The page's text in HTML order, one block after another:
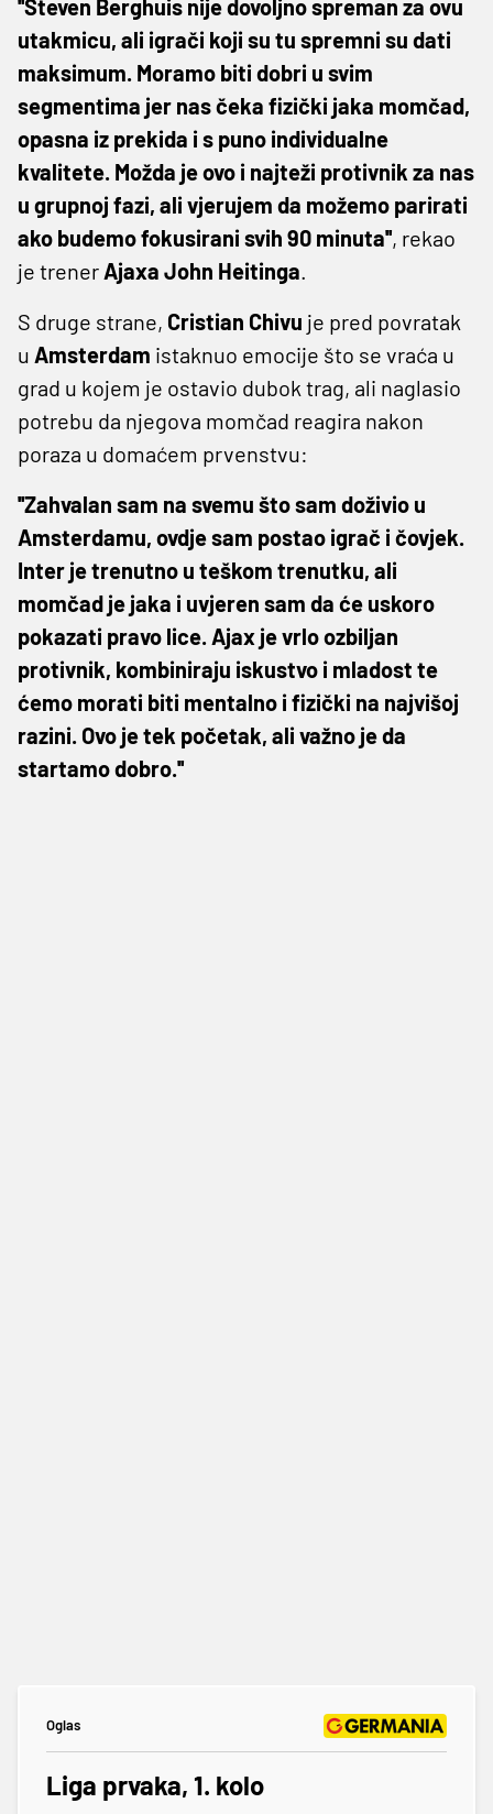
''Steven Berghuis nije dovoljno spreman za ovu
utakmicu, ali igrači koji su tu spremni su dati
maksimum. Moramo biti dobri u svim
segmentima jer nas čeka fizički jaka momčad,
opasna iz prekida i s puno individualne
kvalitete. Možda je ovo i najteži protivnik za nas
u grupnoj fazi, ali vjerujem da možemo parirati
ako budemo fokusirani svih 90 minuta'', rekao
je trener Ajaxa John Heitinga.
S druge strane, Cristian Chivu je pred povratak
u Amsterdam istaknuo emocije što se vraća u
grad u kojem je ostavio dubok trag, ali naglasio
potrebu da njegova momčad reagira nakon
poraza u domaćem prvenstvu:
''Zahvalan sam na svemu što sam doživio u
Amsterdamu, ovdje sam postao igrač i čovjek.
Inter je trenutno u teškom trenutku, ali
momčad je jaka i uvjeren sam da će uskoro
pokazati pravo lice. Ajax je vrlo ozbiljan
protivnik, kombiniraju iskustvo i mladost te
ćemo morati biti mentalno i fizički na najvišoj
razini. Ovo je tek početak, ali važno je da
startamo dobro.''
Oglas
Liga prvaka, 1. kolo